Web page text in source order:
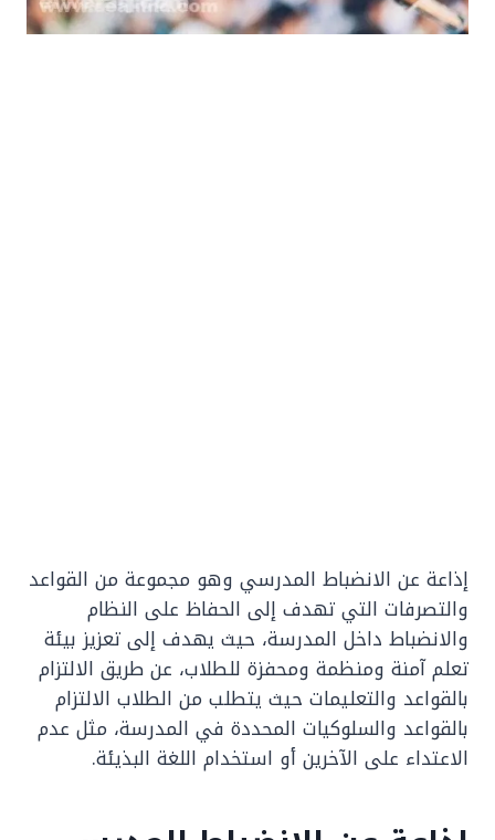
إذاعة عن الانضباط المدرسي وهو مجموعة من القواعد
والتصرفات التي تهدف إلى الحفاظ على النظام
والانضباط داخل المدرسة، حيث يهدف إلى تعزيز بيئة
تعلم آمنة ومنظمة ومحفزة للطلاب، عن طريق الالتزام
بالقواعد والتعليمات حيث يتطلب من الطلاب الالتزام
بالقواعد والسلوكيات المحددة في المدرسة، مثل عدم
الاعتداء على الآخرين أو استخدام اللغة البذيئة.